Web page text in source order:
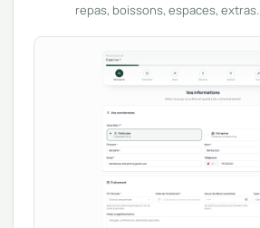
repas, boissons, espaces, extras.